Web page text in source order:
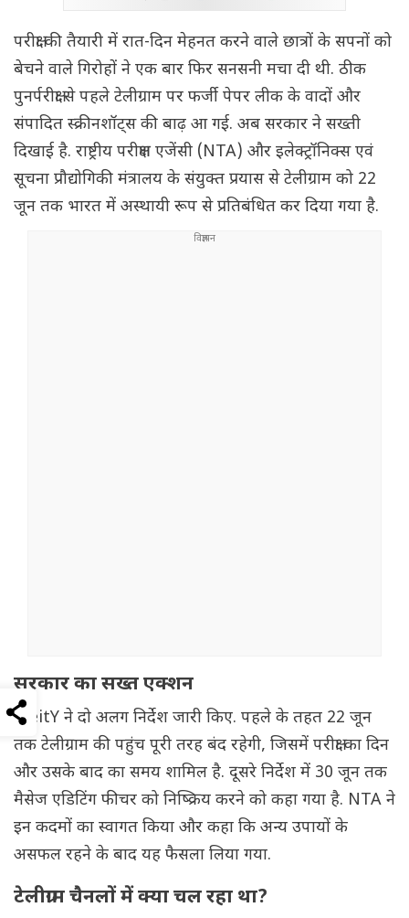
परीक्षा की तैयारी में रात-दिन मेहनत करने वाले छात्रों के सपनों को
बेचने वाले गिरोहों ने एक बार फिर सनसनी मचा दी थी. ठीक
पुनर्परीक्षा से पहले टेलीग्राम पर फर्जी पेपर लीक के वादों और
संपादित स्क्रीनशॉट्स की बाढ़ आ गई. अब सरकार ने सख्ती
दिखाई है. राष्ट्रीय परीक्षण एजेंसी (NTA) और इलेक्ट्रॉनिक्स एवं
सूचना प्रौद्योगिकी मंत्रालय के संयुक्त प्रयास से टेलीग्राम को 22
जून तक भारत में अस्थायी रूप से प्रतिबंधित कर दिया गया है.
सरकार का सख्त एक्शन
MeitY ने दो अलग निर्देश जारी किए. पहले के तहत 22 जून
तक टेलीग्राम की पहुंच पूरी तरह बंद रहेगी, जिसमें परीक्षा का दिन
और उसके बाद का समय शामिल है. दूसरे निर्देश में 30 जून तक
मैसेज एडिटिंग फीचर को निष्क्रिय करने को कहा गया है. NTA ने
इन कदमों का स्वागत किया और कहा कि अन्य उपायों के
असफल रहने के बाद यह फैसला लिया गया.
टेलीग्राम चैनलों में क्या चल रहा था?